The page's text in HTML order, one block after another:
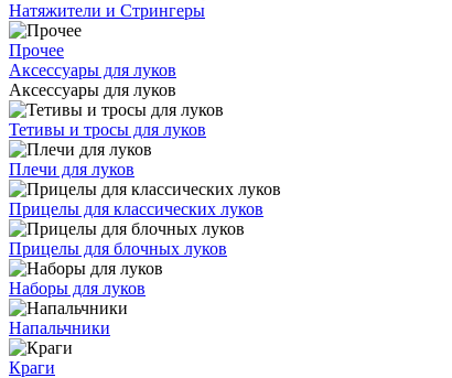
Натяжители и Стрингеры
Прочее
Аксессуары для луков
Аксессуары для луков
Тетивы и тросы для луков
Плечи для луков
Прицелы для классических луков
Прицелы для блочных луков
Наборы для луков
Напальчники
Краги